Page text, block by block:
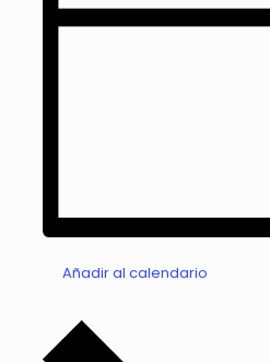
Añadir al calendario